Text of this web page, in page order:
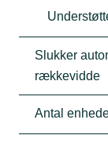
Slukker
rækkevidde
Antal